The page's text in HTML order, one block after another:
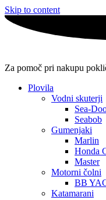
Skip to content
Za pomoč pri nakupu
Plovila
Vodni skuterji
Sea-
Seabob
Gumenjaki
Marlin
Honda
Master
Motorni čolni
BB
Katamarani